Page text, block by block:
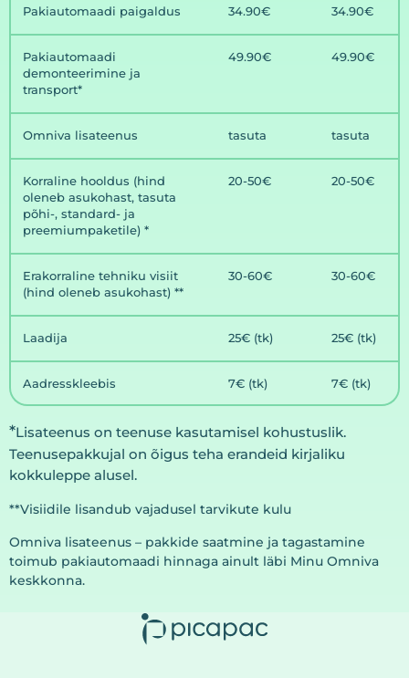
Pakiautomaadi paigaldus 34.90€ 34.90€
Pakiautomaadi
demonteerimine ja
transport*
49.90€ 49.90€
Omniva lisateenus tasuta tasuta
Korraline hooldus (hind
oleneb asukohast, tasuta
põhi-, standard- ja
preemiumpaketile) *
20-50€ 20-50€
Erakorraline tehniku visiit
(hind oleneb asukohast) **
30-60€ 30-60€
Laadija 25€ (tk) 25€ (tk)
Aadresskleebis 7€ (tk) 7€ (tk)
*Lisateenus on teenuse kasutamisel kohustuslik.
Teenusepakkujal on õigus teha erandeid kirjaliku
kokkuleppe alusel.
**Visiidile lisandub vajadusel tarvikute kulu
Omniva lisateenus – pakkide saatmine ja tagastamine
toimub pakiautomaadi hinnaga ainult läbi Minu Omniva
keskkonna.